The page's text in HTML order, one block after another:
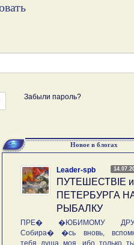
Забыли пароль?
Новое в блогах
Leader-spb
ПУТЕШЕСТВIE
ПЕТЕРБУРГА
РЫБАЛКУ
ПРЕ� �ЮБИМОМУ
Собира� �сь вновь,
тебя душа моя, ибо только